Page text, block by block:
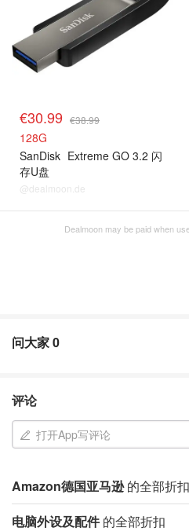
€30.99 €38.99
128G
SanDisk Extreme GO 3.2 闪
存U盘
@dealmoon.de
Dealmoon may be paid when
问大家0
评论
打开App写评论
Amazon德国亚马逊的全部折扣
电脑外设及配件的全部折扣